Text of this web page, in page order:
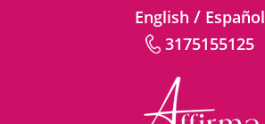
English / Español
3175155125